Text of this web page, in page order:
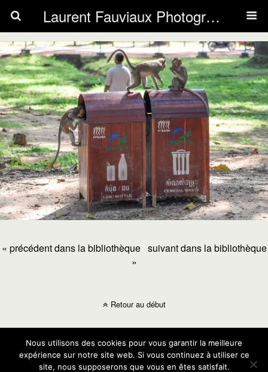
Laurent Fauviaux Photography
« précédent dans la bibliothèque suivant dans la bibliothèque
»
Retour au début
Nous utilisons des cookies pour vous garantir la meilleure
expérience sur notre site web. Si vous continuez à utiliser ce
site, nous supposerons que vous en êtes satisfait.